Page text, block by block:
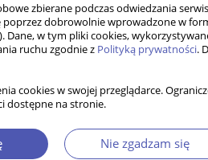
zbierane podczas odwiedzania
dobrowolnie wprowadzone w
Dane, w tym pliki cookies,
ruchu zgodnie z Polityką prywatności.
cookies w swojej przeglądarce.
dostępne na stronie.
Nie zgadzam się